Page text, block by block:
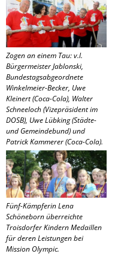
Zogen an einem Tau: v.l.
Bürgermeister Jablonski,
Bundestagsabgeordnete
Winkelmeier-Becker, Uwe
Kleinert (Coca-Cola), Walter
Schneeloch (Vizepräsident im
DOSB), Uwe Lübking (Städte-
und Gemeindebund) und
Patrick Kammerer (Coca-Cola).
Fünf-Kämpferin Lena
Schöneborn überreichte
Troisdorfer Kindern Medaillen
für deren Leistungen bei
Mission Olympic.